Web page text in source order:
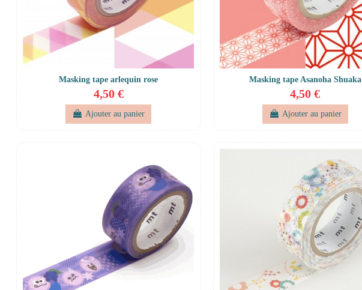
Masking tape arlequin rose
4,50 €
Ajouter au panier
Masking tape Asanoha Shuaka
4,50 €
Ajouter au panier